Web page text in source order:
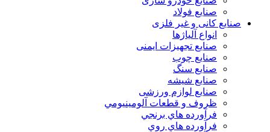
صنایع فولاد
صنایع کانی و غیر فلزی
انواع آلياژها
صنایع تجهیزات ایمنی
صنایع چوب
صنایع سنگ
صنایع شیشه
صنایع لوازم ورزشی
ظروف و قطعات آلومينيومي
فرآورده هاي برنجي
فرآورده هاي روي